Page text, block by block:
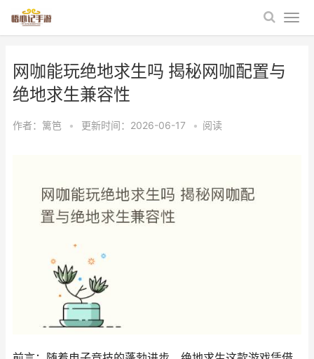
网咖能玩绝地求生吗 揭秘网咖配置与
绝地求生兼容性
作者： 篱笆 • 更新时间：2026-06-17 • 阅读